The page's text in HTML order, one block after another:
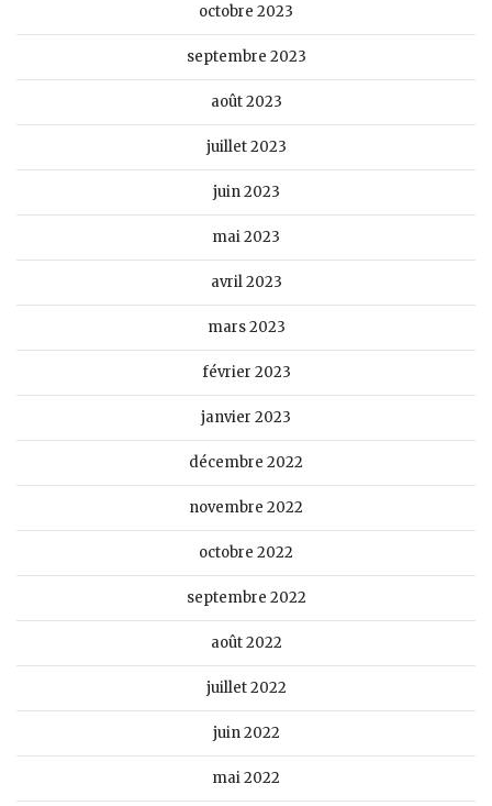
octobre 2023
septembre 2023
août 2023
juillet 2023
juin 2023
mai 2023
avril 2023
mars 2023
février 2023
janvier 2023
décembre 2022
novembre 2022
octobre 2022
septembre 2022
août 2022
juillet 2022
juin 2022
mai 2022